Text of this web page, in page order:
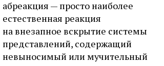
абреакция — просто наиболее
естественная реакция
на внезапное вскрытие системы
представлений, содержащий
невыносимый или мучительный